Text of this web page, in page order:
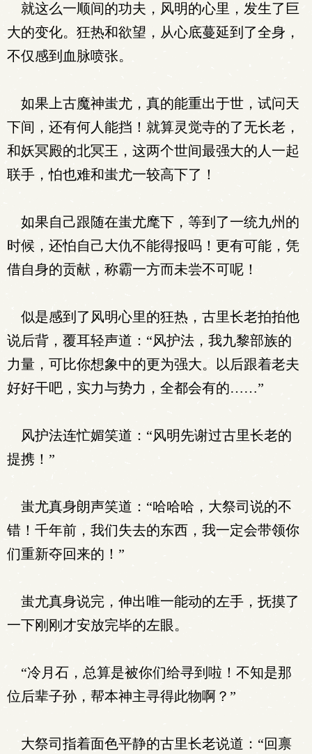
就这么一顺间的功夫，风明的心里，发生了巨
大的变化。狂热和欲望，从心底蔓延到了全身，
不仅感到血脉喷张。
如果上古魔神蚩尤，真的能重出于世，试问天
下间，还有何人能挡！就算灵觉寺的了无长老，
和妖冥殿的北冥王，这两个世间最强大的人一起
联手，怕也难和蚩尤一较高下了！
如果自己跟随在蚩尤麾下，等到了一统九州的
时候，还怕自己大仇不能得报吗！更有可能，凭
借自身的贡献，称霸一方而未尝不可呢！
似是感到了风明心里的狂热，古里长老拍拍他
说后背，覆耳轻声道：“风护法，我九黎部族的
力量，可比你想象中的更为强大。以后跟着老夫
好好干吧，实力与势力，全都会有的……”
风护法连忙媚笑道：“风明先谢过古里长老的
提携！”
蚩尤真身朗声笑道：“哈哈哈，大祭司说的不
错！千年前，我们失去的东西，我一定会带领你
们重新夺回来的！”
蚩尤真身说完，伸出唯一能动的左手，抚摸了
一下刚刚才安放完毕的左眼。
“冷月石，总算是被你们给寻到啦！不知是那
位后辈子孙，帮本神主寻得此物啊？”
大祭司指着面色平静的古里长老说道：“回禀